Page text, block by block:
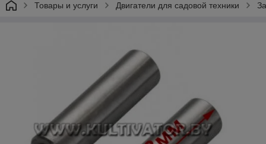
Товары и услуги Двигатели для садовой техники